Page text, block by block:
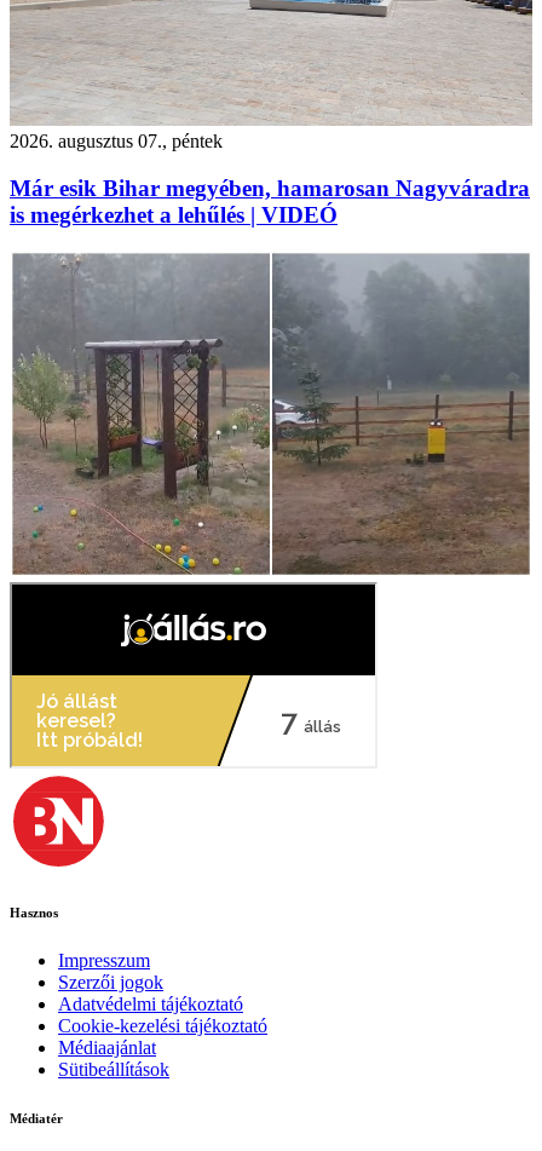
2026. augusztus 07., péntek
Már esik Bihar megyében, hamarosan Nagyváradra
is megérkezhet a lehűlés | VIDEÓ
Hasznos
Impresszum
Szerzői jogok
Adatvédelmi tájékoztató
Cookie-kezelési tájékoztató
Médiaajánlat
Sütibeállítások
Médiatér